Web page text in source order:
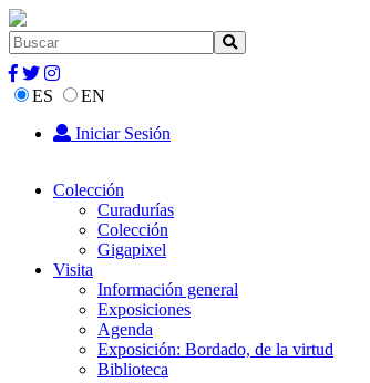
ES
EN
Iniciar Sesión
Colección
Curadurías
Colección
Gigapixel
Visita
Información general
Exposiciones
Agenda
Exposición: Bordado, de la virtud
Biblioteca